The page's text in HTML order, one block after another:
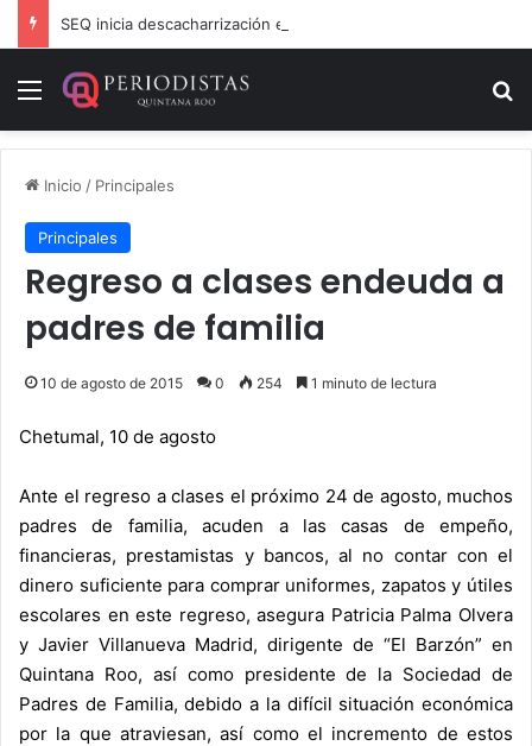
Menú
Inicio / Principales
Principales
Regreso a clases endeuda a
padres de familia
10 de agosto de 2015 0 254 1 minuto de lectura
Chetumal, 10 de agosto
Ante el regreso a clases el próximo 24 de agosto, muchos
padres de familia, acuden a las casas de empeño,
financieras, prestamistas y bancos, al no contar con el
dinero suficiente para comprar uniformes, zapatos y útiles
escolares en este regreso, asegura Patricia Palma Olvera
y Javier Villanueva Madrid, dirigente de “El Barzón” en
Quintana Roo, así como presidente de la Sociedad de
Padres de Familia, debido a la difícil situación económica
por la que atraviesan, así como el incremento de estos